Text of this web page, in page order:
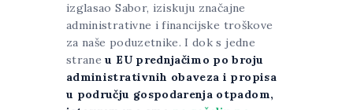
izglasao Sabor, iziskuju značajne
administrativne i financijske troškove
za naše poduzetnike. I dok s jedne
straneu EU prednjačimo po broju
administrativnih obaveza i propisa
u području gospodarenja otpadom,